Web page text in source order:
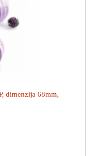
dimenzija 68mm,